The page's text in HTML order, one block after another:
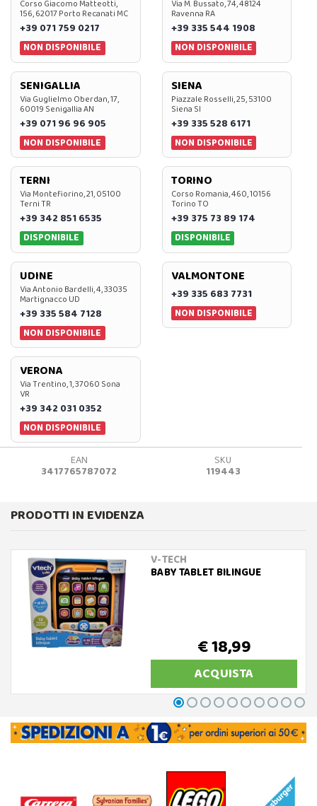
Corso Giacomo Matteotti,
156, 62017 Porto Recanati MC
+39 071 759 0217
NON DISPONIBILE
Via M. Bussato, 74, 48124
Ravenna RA
+39 335 544 1908
NON DISPONIBILE
SENIGALLIA
Via Guglielmo Oberdan, 17,
60019 Senigallia AN
+39 071 96 96 905
NON DISPONIBILE
SIENA
Piazzale Rosselli, 25, 53100
Siena SI
+39 335 528 6171
NON DISPONIBILE
TERNI
Via Montefiorino, 21, 05100
Terni TR
+39 342 851 6535
DISPONIBILE
TORINO
Corso Romania, 460, 10156
Torino TO
+39 375 73 89 174
DISPONIBILE
UDINE
Via Antonio Bardelli, 4, 33035
Martignacco UD
+39 335 584 7128
NON DISPONIBILE
VALMONTONE
+39 335 683 7731
NON DISPONIBILE
VERONA
Via Trentino, 1, 37060 Sona
VR
+39 342 031 0352
NON DISPONIBILE
EAN
3417765787072
SKU
119443
PRODOTTI IN EVIDENZA
V-TECH
BABY TABLET BILINGUE
€ 18,99
ACQUISTA